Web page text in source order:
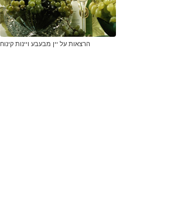
הרצאות על יין מבעבע ויינות קינוח